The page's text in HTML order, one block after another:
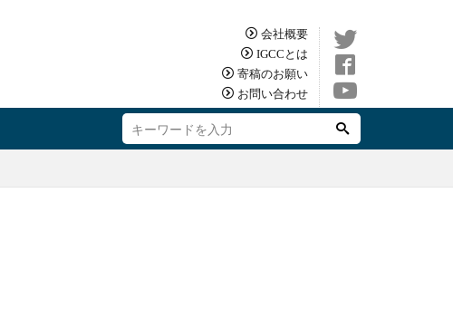
会社概要
IGCCとは
寄稿のお願い
お問い合わせ